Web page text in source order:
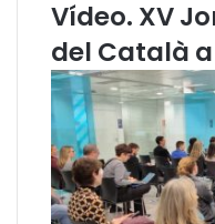
o
p
e
u
F
a
b
r
Vídeo. XV
del Català